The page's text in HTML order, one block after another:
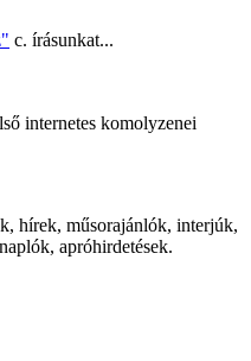
c. írásunkat...
internetes komolyzenei
hírek, műsorajánlók, interjúk,
apróhirdetések.